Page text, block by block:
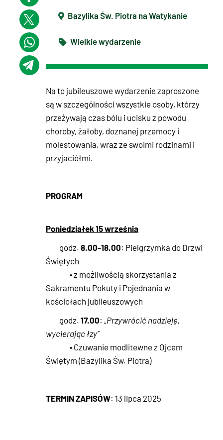
Bazylika Św. Piotra na Watykanie
Wielkie wydarzenie
Na to jubileuszowe wydarzenie zaproszone
są w szczególności wszystkie osoby, którzy
przeżywają czas bólu i ucisku z powodu
choroby, żałoby, doznanej przemocy i
molestowania, wraz ze swoimi rodzinami i
przyjaciółmi.
PROGRAM
Poniedziałek 15 września
godz.8.00-18.00: Pielgrzymka do Drzwi
Świętych
• z możliwością skorzystania z
Sakramentu Pokuty i Pojednania w
kościołach jubileuszowych
godz.17.00: „Przywrócić nadzieję,
wycierając łzy”
• Czuwanie modlitewne z Ojcem
Świętym (Bazylika Św. Piotra)
TERMIN ZAPISÓW: 13 lipca 2025